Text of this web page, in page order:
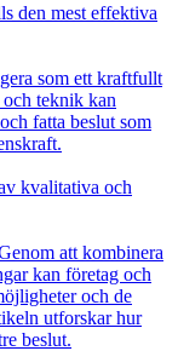
den mest effektiva
som ett kraftfullt
och teknik kan
fatta beslut som
kvalitativa och
att kombinera
kan företag och
och de
utforskar hur
beslut.